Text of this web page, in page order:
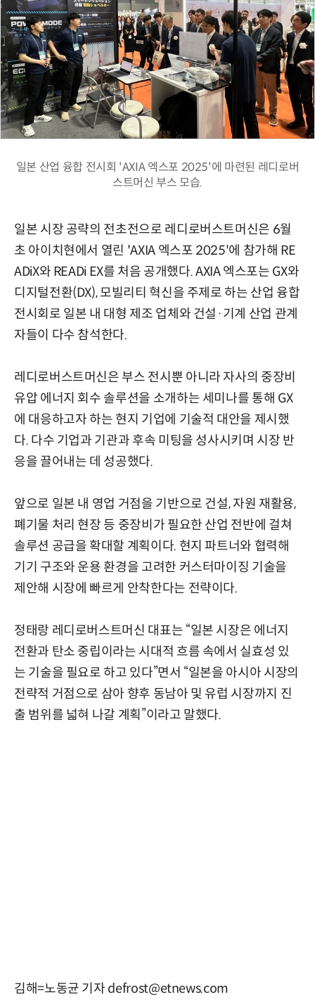
일본 산업 융합 전시회 'AXIA 엑스포 2025'에 마련된 레디로버
스트머신 부스 모습.
일본 시장 공략의 전초전으로 레디로버스트머신은 6월
초 아이치현에서 열린 'AXIA 엑스포 2025'에 참가해 RE
ADiX와 READi EX를 처음 공개했다. AXIA 엑스포는 GX와
디지털전환(DX), 모빌리티 혁신을 주제로 하는 산업 융합
전시회로 일본 내 대형 제조 업체와 건설·기계 산업 관계
자들이 다수 참석한다.
레디로버스트머신은 부스 전시뿐 아니라 자사의 중장비
유압 에너지 회수 솔루션을 소개하는 세미나를 통해 GX
에 대응하고자 하는 현지 기업에 기술적 대안을 제시했
다. 다수 기업과 기관과 후속 미팅을 성사시키며 시장 반
응을 끌어내는 데 성공했다.
앞으로 일본 내 영업 거점을 기반으로 건설, 자원 재활용,
폐기물 처리 현장 등 중장비가 필요한 산업 전반에 걸쳐
솔루션 공급을 확대할 계획이다. 현지 파트너와 협력해
기기 구조와 운용 환경을 고려한 커스터마이징 기술을
제안해 시장에 빠르게 안착한다는 전략이다.
정태랑 레디로버스트머신 대표는 “일본 시장은 에너지
전환과 탄소 중립이라는 시대적 흐름 속에서 실효성 있
는 기술을 필요로 하고 있다”면서 “일본을 아시아 시장의
전략적 거점으로 삼아 향후 동남아 및 유럽 시장까지 진
출 범위를 넓혀 나갈 계획”이라고 말했다.
김해=노동균 기자 defrost@etnews.com